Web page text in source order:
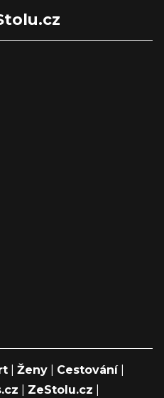
Ženy Cestování|
ZeStolu.cz